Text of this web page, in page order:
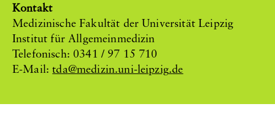
Kontakt
Medizinische Fakultät der Universität Leipzig
Institut für Allgemeinmedizin
Telefonisch: 0341 / 97 15 710
E-Mail:tda medizin.uni-leipzig de